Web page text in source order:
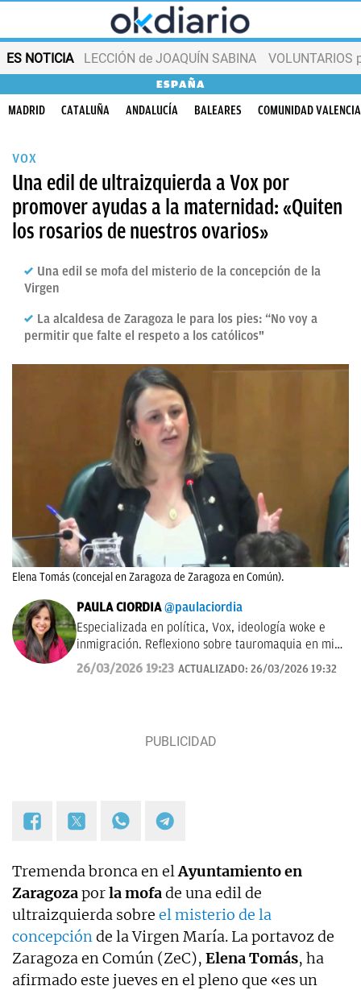
ES NOTICIA LECCIÓN de JOAQUÍN SABINA VOLUNTARIOS
ESPAÑA
MADRID CATALUÑA ANDALUCÍA BALEARES COMUNIDAD
VOX
Una edil de ultraizquierda a Vox por
promover ayudas a la maternidad: «Quiten
los rosarios de nuestros ovarios»
Una edil se mofa del misterio de la concepción de la
Virgen
La alcaldesa de Zaragoza le para los pies: “No voy a
permitir que falte el respeto a los católicos"
Elena Tomás (concejal en Zaragoza de Zaragoza en Común).
PAULA CIORDIA @paulaciordia
Especializada en política, Vox, ideología woke e
inmigración. Reflexiono sobre tauromaquia en mi
columna semanal 'Entre Pitones'. En 2025, fui
corresponsal en la Ciudad del Vaticano durante el
Zaragoza) y máster en Filosofía y Culturas
26/03/2026 19:23 ACTUALIZADO: 26/03/2026 19:32
Tremenda bronca en elAyuntamiento en
Zaragozaporla mofade una edil de
ultraizquierda sobre el misterio de la
concepciónde la Virgen María. La portavoz de
Zaragoza en Común (ZeC), Elena Tomás, ha
afirmado este jueves en el pleno que «es un